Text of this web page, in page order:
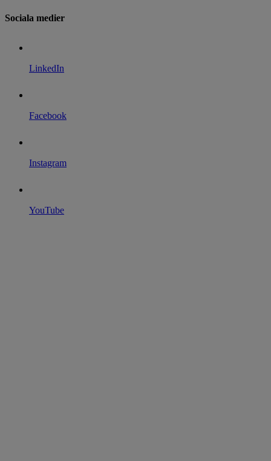
Sociala medier
LinkedIn
Facebook
Instagram
YouTube